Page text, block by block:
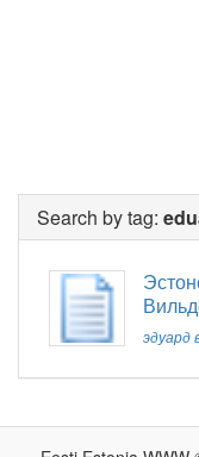
Search by tag:
эдуард